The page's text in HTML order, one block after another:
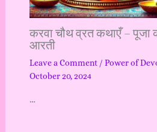
करवा चौथ व्रत कथाएँ – पूजा
आरती
Leave a Comment / Power of
October 20, 2024
…